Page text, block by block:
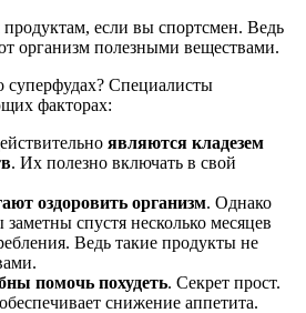
если вы спортсмен. Ведь
организм полезными веществами.
суперфудах? Специалисты
факторах:
являются кладезем
. Их полезно включать в свой
оздоровить организм. Однако
заметны спустя несколько месяцев
Ведь такие продукты не
помочь похудеть. Секрет прост.
снижение аппетита.